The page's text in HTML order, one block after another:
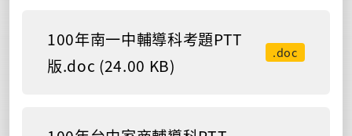
100年南一中輔導科考題PTT
版.doc (24.00 KB)
.doc